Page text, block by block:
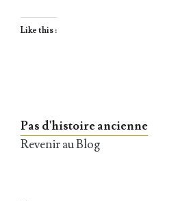
Like this :
Pas d'histoire ancienne
Revenir au Blog